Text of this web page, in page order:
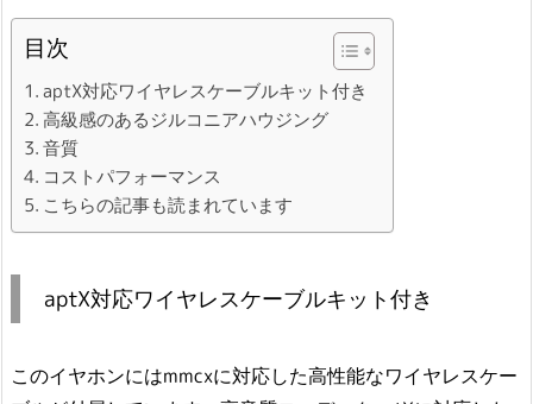
目次
aptX対応ワイヤレスケーブルキット付き
高級感のあるジルコニアハウジング
音質
コストパフォーマンス
こちらの記事も読まれています
aptX対応ワイヤレスケーブルキット付き
このイヤホンにはmmcxに対応した高性能なワイヤレスケー